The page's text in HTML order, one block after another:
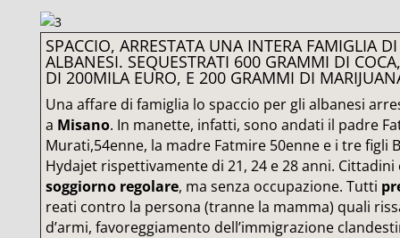
SPACCIO, ARRESTATA UNA INTERA FAMIGLIA
ALBANESI. SEQUESTRATI 600 GRAMMI DI
DI 200MILA EURO, E 200 GRAMMI DI
Una affare di famiglia lo spaccio per gli albanesi
a Misano. In manette, infatti, sono andati il padre
Murati,54enne, la madre Fatmire 50enne e i tre figli
Hydajet rispettivamente di 21, 24 e 28 anni.
soggiorno regolare, ma senza occupazione. Tutti
reati contro la persona (tranne la mamma) quali
d’armi, favoreggiamento dell’immigrazione